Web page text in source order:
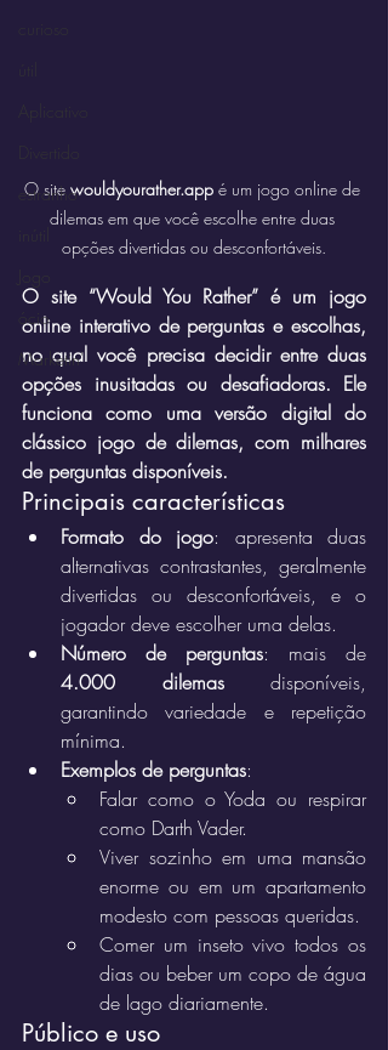
estranho
ócio
Marketin'
O site wouldyourather.app é um jogo online de
dilemas em que você escolhe entre duas
opções divertidas ou desconfortáveis.
O site “Would You Rather” é um jogo
online interativo de perguntas e escolhas,
no qual você precisa decidir entre duas
opções inusitadas ou desafiadoras. Ele
funciona como uma versão digital do
clássico jogo de dilemas, com milhares
de perguntas disponíveis.
Principais características
Formato do jogo: apresenta duas
alternativas contrastantes, geralmente
divertidas ou desconfortáveis, e o
jogador deve escolher uma delas.
Número de perguntas
4.000 dilemas disponíveis,
garantindo variedade e repetição
mínima.
Exemplos de perguntas:
Falar como o Yoda ou respirar
como Darth Vader.
Viver sozinho em uma mansão
enorme ou em um apartamento
modesto com pessoas queridas.
Comer um inseto vivo todos os
dias ou beber um copo de água
de lago diariamente.
Público e uso